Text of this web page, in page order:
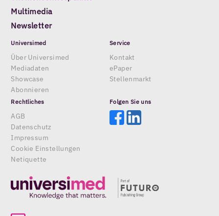
Multimedia
Newsletter
Universimed
Über Universimed
Mediadaten
Showcase
Abonnieren
Service
Kontakt
ePaper
Stellenmarkt
Rechtliches
AGB
Datenschutz
Impressum
Cookie Einstellungen
Netiquette
Folgen Sie uns